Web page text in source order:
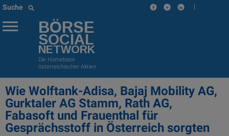
Suche |
BÖRSE
SOCIAL
NETWORK
Die Homebase
österreichischer Aktien
Wie Wolftank-Adisa, Bajaj Mobility AG,
Gurktaler AG Stamm, Rath AG,
Fabasoft und Frauenthal für
Gesprächsstoff in Österreich sorgten